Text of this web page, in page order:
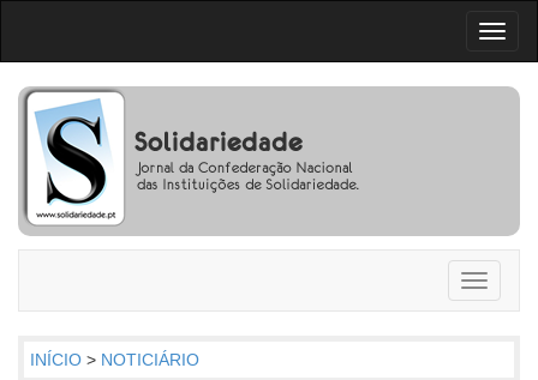
Toggle
INÍCIO > NOTICIÁRIO